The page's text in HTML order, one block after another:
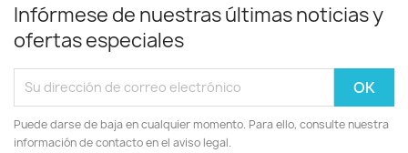
Infórmese de nuestras últimas noticias y
ofertas especiales
Puede darse de baja en cualquier momento. Para ello, consulte nuestra
información de contacto en el aviso legal.